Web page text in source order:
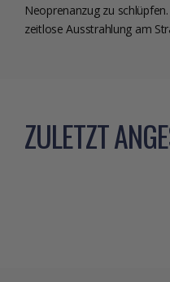
Neoprenanzug zu
zeitlose Ausstrahlung am
ZULETZT